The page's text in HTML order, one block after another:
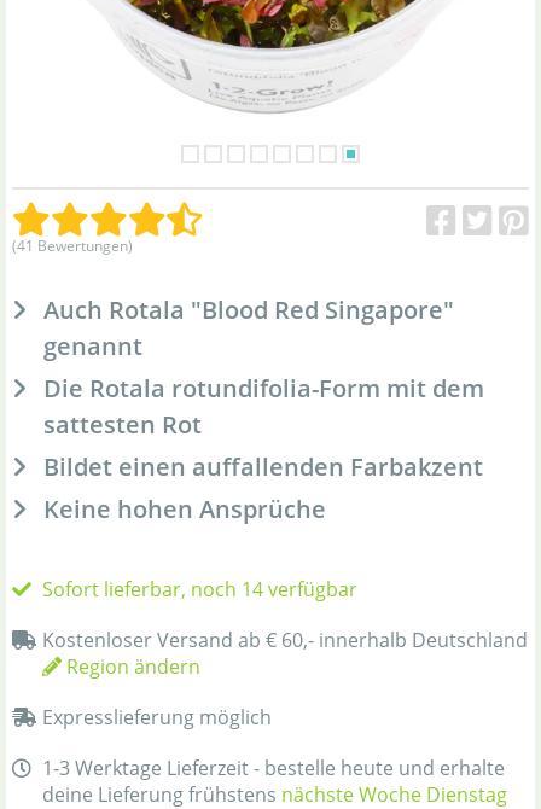
(41 Bewertungen)
Auch Rotala "Blood Red Singapore"
genannt
Die Rotala rotundifolia-Form mit dem
sattesten Rot
Bildet einen auffallenden Farbakzent
Keine hohen Ansprüche
Sofort lieferbar, noch 14 verfügbar
Kostenloser Versand ab € 60,- innerhalb Deutschland
Region ändern
Expresslieferung möglich
1-3 Werktage Lieferzeit - bestelle heute und erhalte
deine Lieferung frühstens nächste Woche Dienstag